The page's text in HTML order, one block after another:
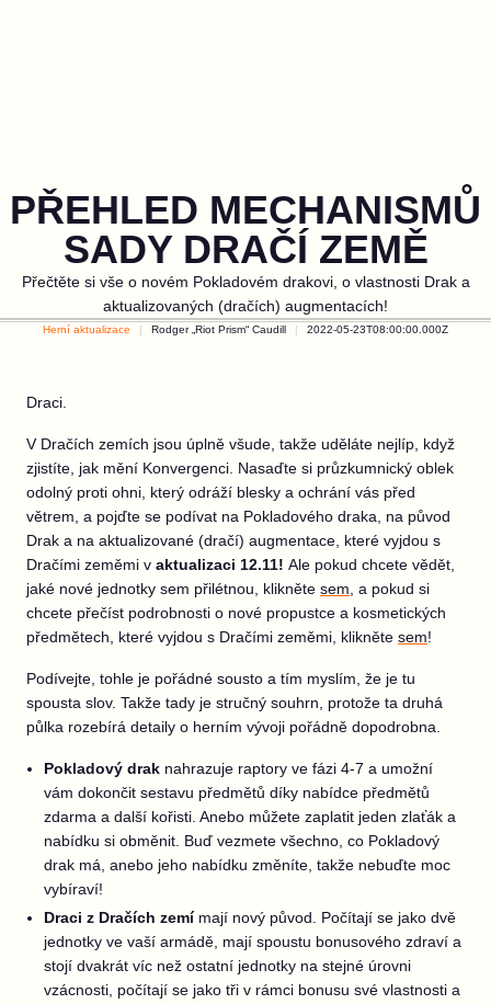
PŘEHLED MECHANISMŮ
SADY DRAČÍ ZEMĚ
Přečtěte si vše o novém Pokladovém drakovi, o vlastnosti Drak a
aktualizovaných (dračích) augmentacích!
Herní aktualizace Rodger „Riot Prism“ Caudill 2022-05-23T08:00:00.000Z
Draci.
V Dračích zemích jsou úplně všude, takže uděláte nejlíp, když
zjistíte, jak mění Konvergenci. Nasaďte si průzkumnický oblek
odolný proti ohni, který odráží blesky a ochrání vás před
větrem, a pojďte se podívat na Pokladového draka, na původ
Drak a na aktualizované (dračí) augmentace, které vyjdou s
Dračími zeměmi v aktualizaci 12.11! Ale pokud chcete vědět,
jaké nové jednotky sem přilétnou, klikněte sem , a pokud si
chcete přečíst podrobnosti o nové propustce a kosmetických
předmětech, které vyjdou s Dračími zeměmi, klikněte sem!
Podívejte, tohle je pořádné sousto a tím myslím, že je tu
spousta slov. Takže tady je stručný souhrn, protože ta druhá
půlka rozebírá detaily o herním vývoji pořádně dopodrobna.
Pokladový drak nahrazuje raptory ve fázi 4-7 a umožní
vám dokončit sestavu předmětů díky nabídce předmětů
zdarma a další kořisti. Anebo můžete zaplatit jeden zlaťák a
nabídku si obměnit. Buď vezmete všechno, co Pokladový
drak má, anebo jeho nabídku změníte, takže nebuďte moc
vybíraví!
Draci z Dračích zemímají nový původ. Počítají se jako dvě
jednotky ve vaší armádě, mají spoustu bonusového zdraví a
stojí dvakrát víc než ostatní jednotky na stejné úrovni
vzácnosti, počítají se jako tři v rámci bonusu své vlastnosti a